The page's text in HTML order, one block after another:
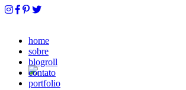
home
sobre
blogroll
contato
portfolio